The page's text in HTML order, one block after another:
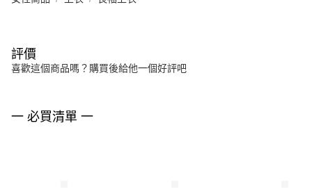
評價
喜歡這個商品嗎？購買後給他一個好評吧
一 必買清單 一